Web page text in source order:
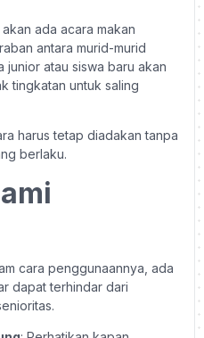
ada acara makan
antara murid-murid
junior atau siswa baru akan
tingkatan untuk saling
harus tetap diadakan tanpa
berlaku.
cara penggunaannya, ada
dapat terhindar dari